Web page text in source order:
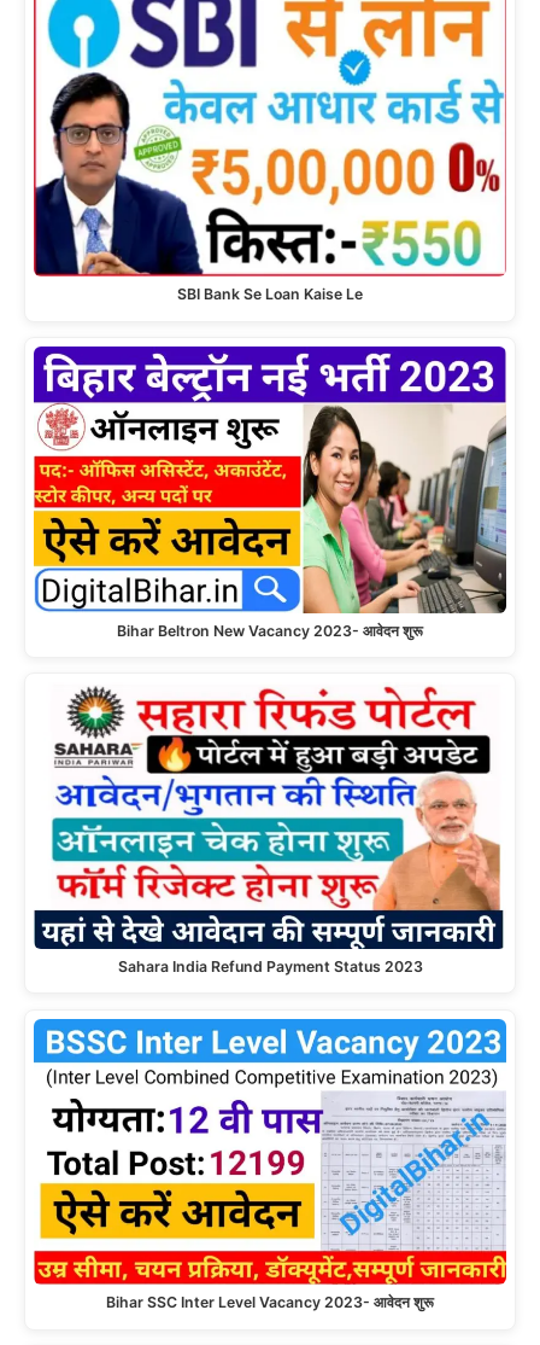
SBI Bank Se Loan Kaise Le
Bihar Beltron New Vacancy 2023- आवेदन शुरू
Sahara India Refund Payment Status 2023
Bihar SSC Inter Level Vacancy 2023- आवेदन शुरू